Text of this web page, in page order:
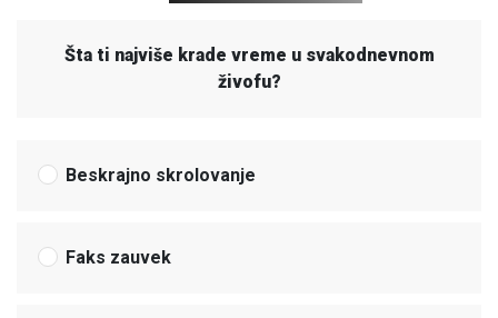
Šta ti najviše krade vreme u svakodnevnom
živofu?
Beskrajno skrolovanje
Faks zauvek